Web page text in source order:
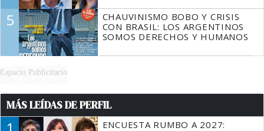
5
CHAUVINISMO BOBO Y CRISIS
CON BRASIL: LOS ARGENTINOS
SOMOS DERECHOS Y HUMANOS
Espacio Publicitario
MÁS LEÍDAS DE PERFIL
ENCUESTA RUMBO A 2027: